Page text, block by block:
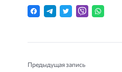
Предыдущая запись